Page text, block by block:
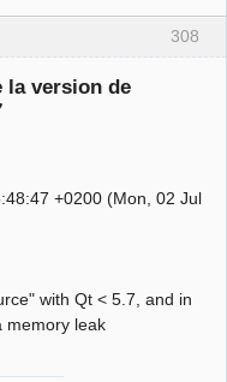
308
la version de
+0200 (Mon, 02 Jul
with Qt < 5.7, and in
memory leak